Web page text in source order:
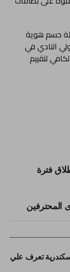
حسم هوية
النادي في
لتقييم
لاعبين وانطلاق فترة
المحترفين
تعرف علي